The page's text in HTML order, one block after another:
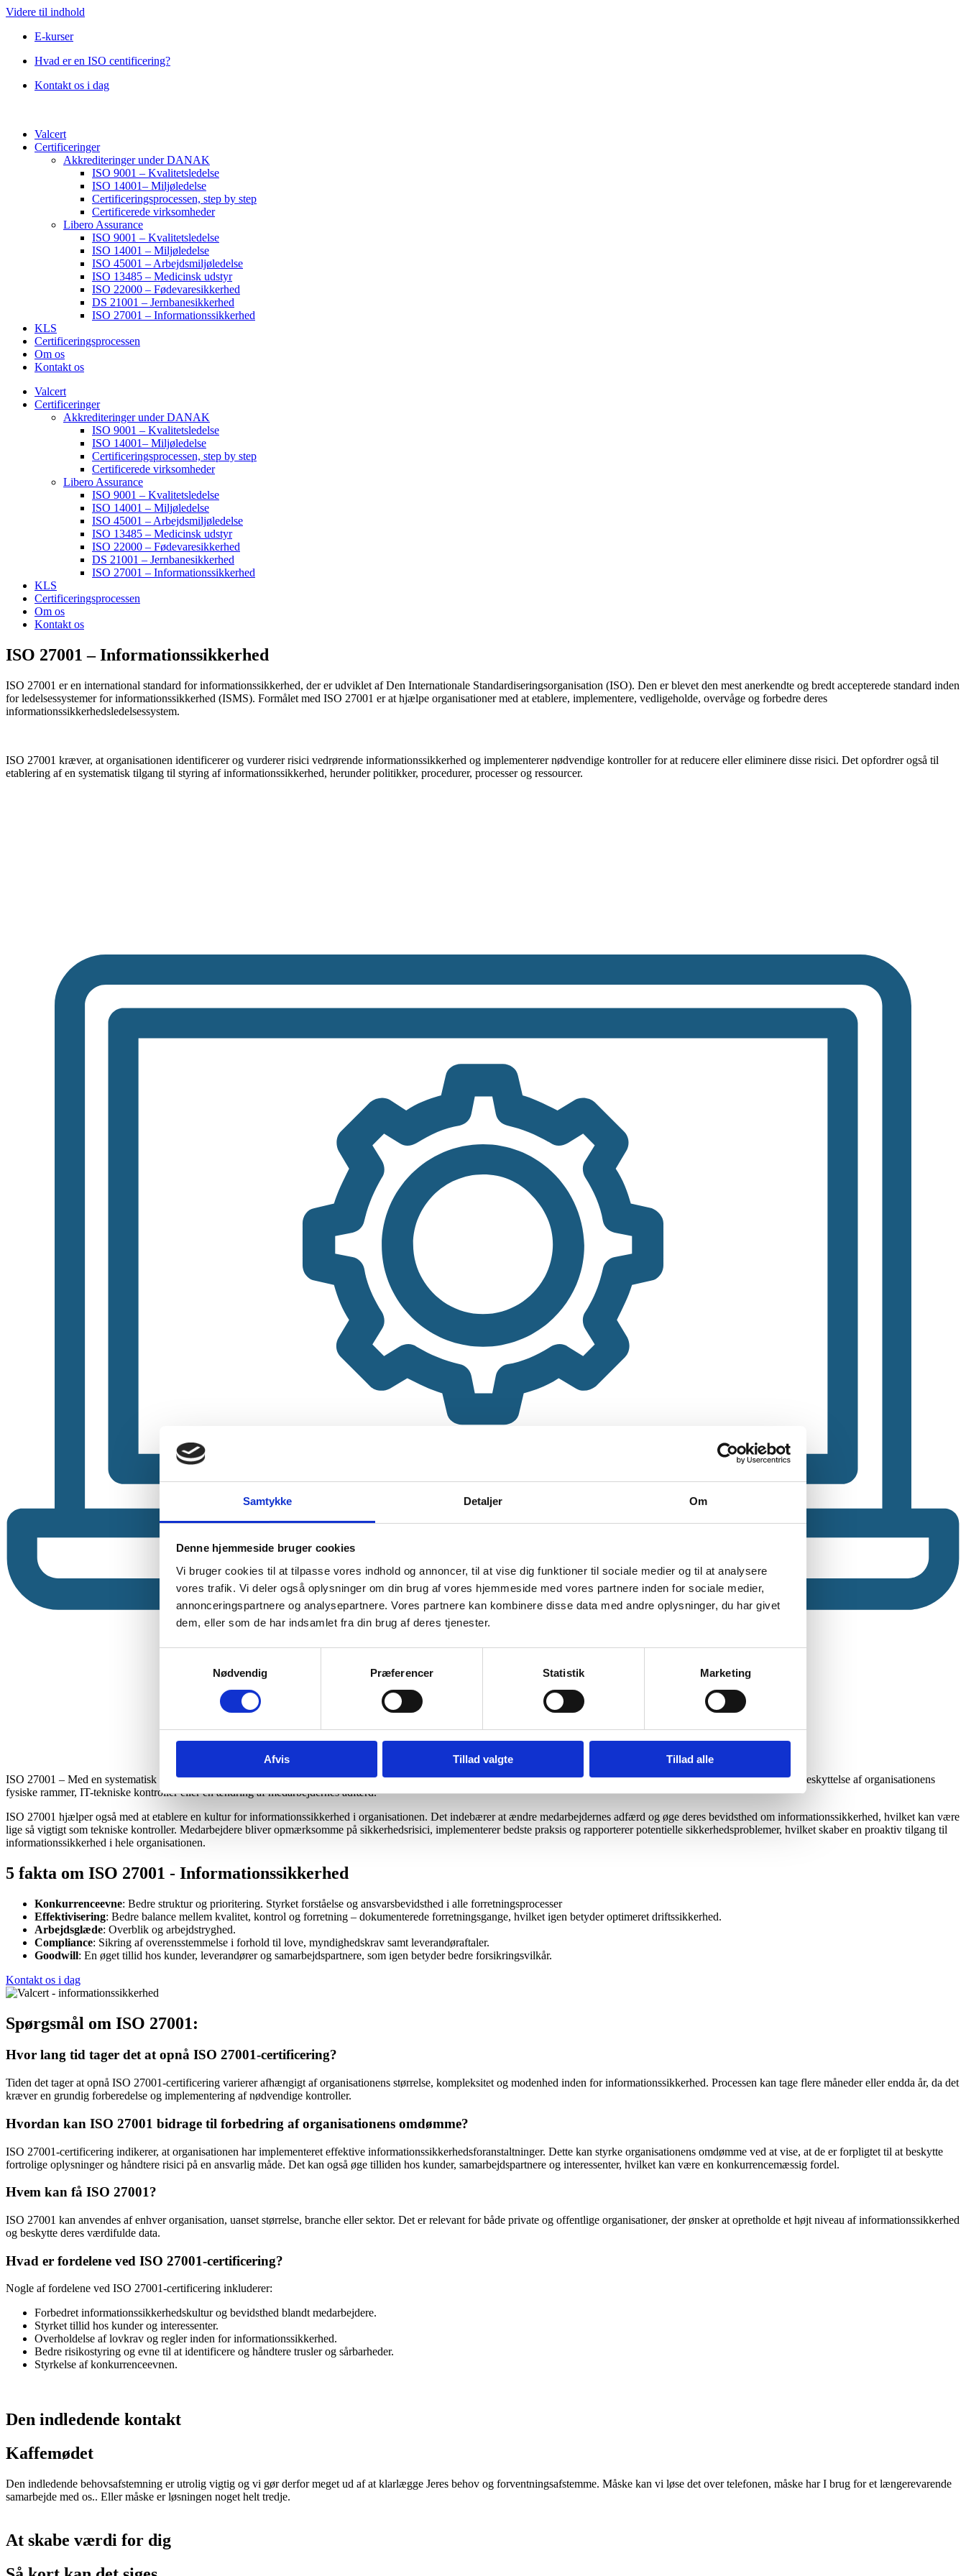
Samtykke Detaljer Om
Denne hjemmeside bruger cookies
Vi bruger cookies til at tilpasse vores indhold og annoncer, til at vise dig funktioner til sociale medier og til at analysere
vores trafik. Vi deler også oplysninger om din brug af vores hjemmeside med vores partnere inden for sociale medier,
annonceringspartnere og analysepartnere. Vores partnere kan kombinere disse data med andre oplysninger, du har givet
dem, eller som de har indsamlet fra din brug af deres tjenester.
Nødvendig
Præferencer Statistik Marketing
Afvis Tillad valgte Tillad alle
Videre til indhold
E-kurser
Hvad er en ISO centificering?
Kontakt os i dag
Valcert
Certificeringer
Akkrediteringer under DANAK
ISO 9001 – Kvalitetsledelse
ISO 14001– Miljøledelse
Certificeringsprocessen, step by step
Certificerede virksomheder
Libero Assurance
ISO 9001 – Kvalitetsledelse
ISO 14001 – Miljøledelse
ISO 45001 – Arbejdsmiljøledelse
ISO 13485 – Medicinsk udstyr
ISO 22000 – Fødevaresikkerhed
DS 21001 – Jernbanesikkerhed
ISO 27001 – Informationssikkerhed
KLS
Certificeringsprocessen
Om os
Kontakt os
Valcert
Certificeringer
Akkrediteringer under DANAK
ISO 9001 – Kvalitetsledelse
ISO 14001– Miljøledelse
Certificeringsprocessen, step by step
Certificerede virksomheder
Libero Assurance
ISO 9001 – Kvalitetsledelse
ISO 14001 – Miljøledelse
ISO 45001 – Arbejdsmiljøledelse
ISO 13485 – Medicinsk udstyr
ISO 22000 – Fødevaresikkerhed
DS 21001 – Jernbanesikkerhed
ISO 27001 – Informationssikkerhed
KLS
Certificeringsprocessen
Om os
Kontakt os
ISO 27001 – Informationssikkerhed
ISO 27001 er en international standard for informationssikkerhed, der er udviklet af Den Internationale Standardiseringsorganisation (ISO). Den er blevet den mest anerkendte og bredt accepterede standard inden
for ledelsessystemer for informationssikkerhed (ISMS). Formålet med ISO 27001 er at hjælpe organisationer med at etablere, implementere, vedligeholde, overvåge og forbedre deres
informationssikkerhedsledelsessystem.
ISO 27001 kræver, at organisationen identificerer og vurderer risici vedrørende informationssikkerhed og implementerer nødvendige kontroller for at reducere eller eliminere disse risici. Det opfordrer også til
etablering af en systematisk tilgang til styring af informationssikkerhed, herunder politikker, procedurer, processer og ressourcer.
ISO 27001 – Med en systematisk tilgang til styring af risici, kan organisationen investere i informationssikkerhed, hvor det giver størst muligt afkast – hvad enten det indebærer beskyttelse af organisationens
fysiske rammer, IT-tekniske kontroller eller en ændring af medarbejdernes adfærd.
ISO 27001 hjælper også med at etablere en kultur for informationssikkerhed i organisationen. Det indebærer at ændre medarbejdernes adfærd og øge deres bevidsthed om informationssikkerhed, hvilket kan være
lige så vigtigt som tekniske kontroller. Medarbejdere bliver opmærksomme på sikkerhedsrisici, implementerer bedste praksis og rapporterer potentielle sikkerhedsproblemer, hvilket skaber en proaktiv tilgang til
informationssikkerhed i hele organisationen.
5 fakta om ISO 27001 - Informationssikkerhed
Konkurrenceevne: Bedre struktur og prioritering. Styrket forståelse og ansvarsbevidsthed i alle forretningsprocesser
Effektivisering: Bedre balance mellem kvalitet, kontrol og forretning – dokumenterede forretningsgange, hvilket igen betyder optimeret driftssikkerhed.
Arbejdsglæde: Overblik og arbejdstryghed.
Compliance: Sikring af overensstemmelse i forhold til love, myndighedskrav samt leverandøraftaler.
Goodwill: En øget tillid hos kunder, leverandører og samarbejdspartnere, som igen betyder bedre forsikringsvilkår.
Kontakt os i dag
Spørgsmål om ISO 27001:
Hvor lang tid tager det at opnå ISO 27001-certificering?
Tiden det tager at opnå ISO 27001-certificering varierer afhængigt af organisationens størrelse, kompleksitet og modenhed inden for informationssikkerhed. Processen kan tage flere måneder eller endda år, da det
kræver en grundig forberedelse og implementering af nødvendige kontroller.
Hvordan kan ISO 27001 bidrage til forbedring af organisationens omdømme?
ISO 27001-certificering indikerer, at organisationen har implementeret effektive informationssikkerhedsforanstaltninger. Dette kan styrke organisationens omdømme ved at vise, at de er forpligtet til at beskytte
fortrolige oplysninger og håndtere risici på en ansvarlig måde. Det kan også øge tilliden hos kunder, samarbejdspartnere og interessenter, hvilket kan være en konkurrencemæssig fordel.
Hvem kan få ISO 27001?
ISO 27001 kan anvendes af enhver organisation, uanset størrelse, branche eller sektor. Det er relevant for både private og offentlige organisationer, der ønsker at opretholde et højt niveau af informationssikkerhed
og beskytte deres værdifulde data.
Hvad er fordelene ved ISO 27001-certificering?
Nogle af fordelene ved ISO 27001-certificering inkluderer:
Forbedret informationssikkerhedskultur og bevidsthed blandt medarbejdere.
Styrket tillid hos kunder og interessenter.
Overholdelse af lovkrav og regler inden for informationssikkerhed.
Bedre risikostyring og evne til at identificere og håndtere trusler og sårbarheder.
Styrkelse af konkurrenceevnen.
Den indledende kontakt
Kaffemødet
Den indledende behovsafstemning er utrolig vigtig og vi gør derfor meget ud af at klarlægge Jeres behov og forventningsafstemme. Måske kan vi løse det over telefonen, måske har I brug for et længerevarende
samarbejde med os.. Eller måske er løsningen noget helt tredje.
At skabe værdi for dig